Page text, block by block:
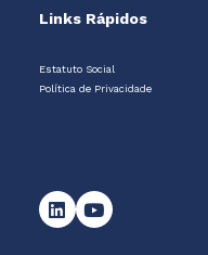
Links Rápidos
Estatuto Social
Política de Privacidade